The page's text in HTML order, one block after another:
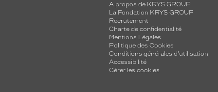
A propos de KRYS GROUP
La Fondation KRYS GROUP
Recrutement
Charte de confidentialité
Mentions Légales
Politique des Cookies
Conditions générales d'utilisation
Accessibilité
Gérer les cookies